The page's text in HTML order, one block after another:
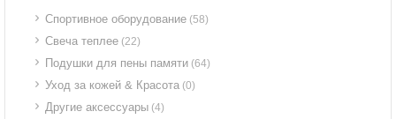
Спортивное оборудование (58)
Свеча теплее (22)
Подушки для пены памяти (64)
Уход за кожей & Красота (0)
Другие аксессуары (4)